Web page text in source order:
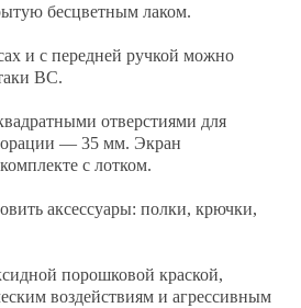
бесцветным лаком.
и с передней ручкой можно
ВС.
отверстиями для
— 35 мм. Экран
с лотком.
аксессуары: полки, крючки,
порошковой краской,
воздействиям и агрессивным